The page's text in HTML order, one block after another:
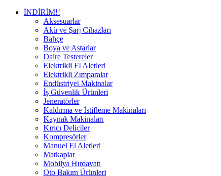
İNDİRİM!!
Aksesuarlar
Akü ve Şarj Cihazları
Bahçe
Boya ve Astarlar
Daire Testereler
Elektrikli El Aletleri
Elektrikli Zımparalar
Endüstriyel Makinalar
İş Güvenlik Ürünleri
Jeneratörler
Kaldırma ve İstifleme Makinaları
Kaynak Makinaları
Kırıcı Deliciler
Kompresörler
Manuel El Aletleri
Matkaplar
Mobilya Hırdavatı
Oto Bakım Ürünleri